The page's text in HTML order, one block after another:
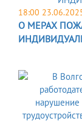
18:00
О МЕРАХ